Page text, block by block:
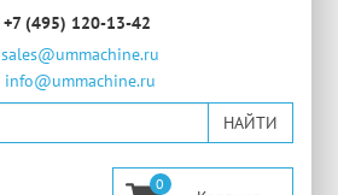
+7 (495) 120-13-42
sales@ummachine.ru
info@ummachine.ru
0